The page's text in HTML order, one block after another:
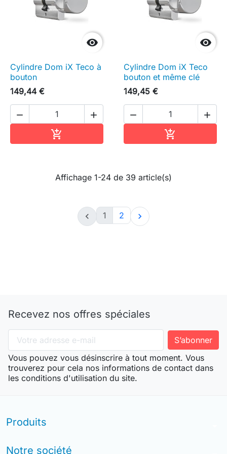

Cylindre Dom iX Teco à
bouton
149,44 €
 


Cylindre Dom iX Teco
bouton et même clé
149,45 €
 

Affichage 1-24 de 39 article(s)
 1 2 
Recevez nos offres spéciales
Vous pouvez vous désinscrire à tout moment. Vous
trouverez pour cela nos informations de contact dans
les conditions d'utilisation du site.
Produits
Notre société